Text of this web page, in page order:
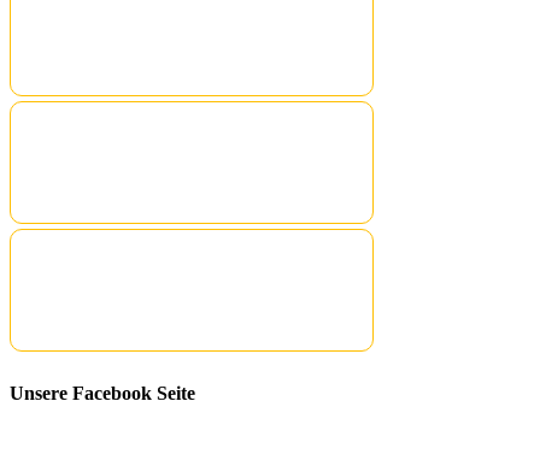
Unsere Facebook Seite